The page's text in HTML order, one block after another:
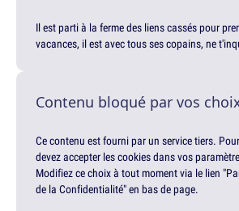
Il est parti à la ferme des liens cassés pour
vacances, il est avec tous ses copains, ne
Contenu bloqué par vos
Ce contenu est fourni par un service tiers.
devez accepter les cookies dans vos
Modifiez ce choix à tout moment via le lien
de la Confidentialité" en bas de page.